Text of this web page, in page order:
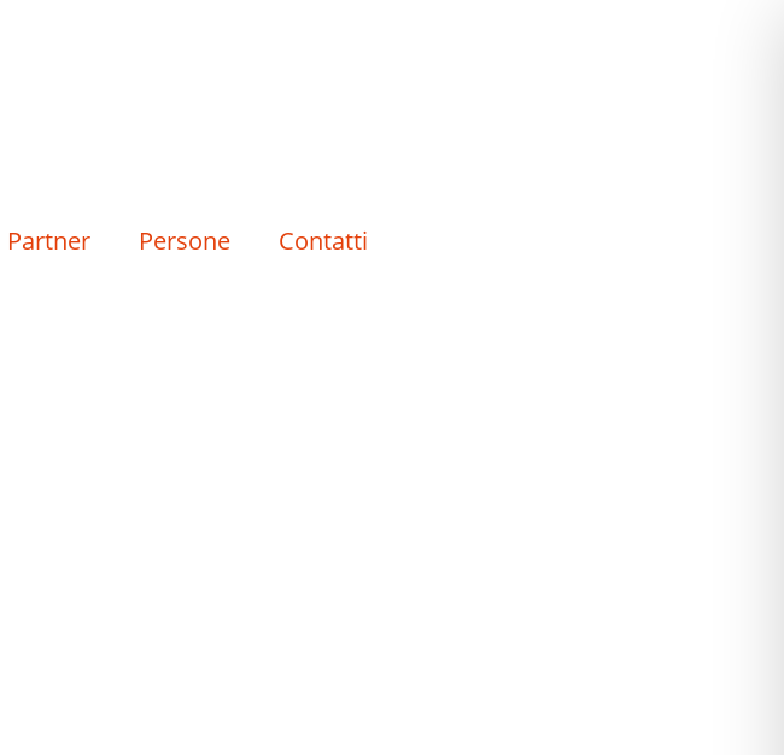
Partner Persone
Contatti